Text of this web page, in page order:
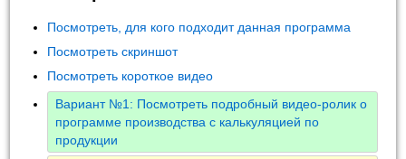
Посмотреть, для кого подходит данная программа
Посмотреть скриншот
Посмотреть короткое видео
Вариант №1: Посмотреть подробный видео-ролик о
программе производства с калькуляцией по
продукции